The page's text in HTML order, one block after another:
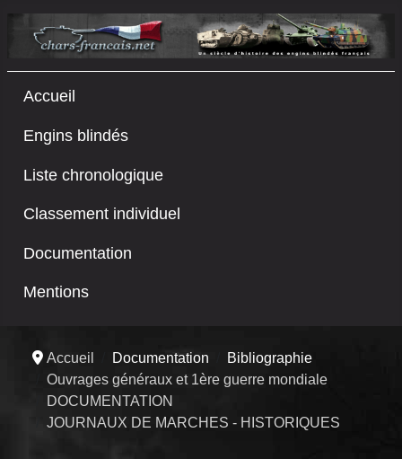
Accueil
Engins blindés
Liste chronologique
Classement individuel
Documentation
Mentions
Accueil Documentation
Bibliographie
Ouvrages généraux et 1ère guerre mondiale
DOCUMENTATION
JOURNAUX DE MARCHES - HISTORIQUES